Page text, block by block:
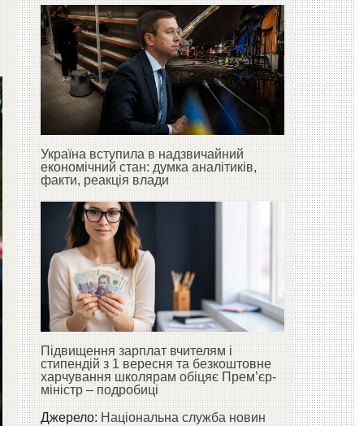
Україна вступила в надзвичайний
економічний стан: думка аналітиків,
факти, реакція влади
Підвищення зарплат вчителям і
стипендій з 1 вересня та безкоштовне
харчування школярам обіцяє Прем’єр-
міністр – подробиці
Джерело:Національна служба новин